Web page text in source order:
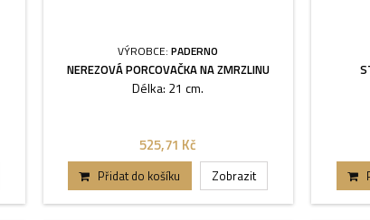
VÝROBCE:PADERNO
NEREZOVÁ PORCOVAČKA NA ZMRZLINU
Délka: 21 cm.
525,71 Kč
Přidat do košíku Zobrazit